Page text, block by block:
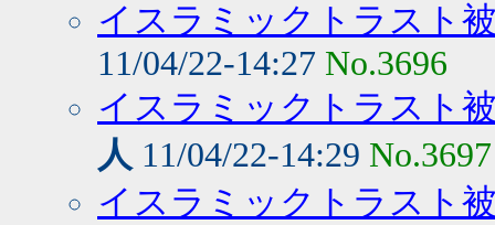
イスラミックトラスト
11/04/22-14:27 No.3696
イスラミックトラスト
人 11/04/22-14:29 No.3697
イスラミックトラスト